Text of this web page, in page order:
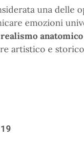
una delle
emozioni
artistico e